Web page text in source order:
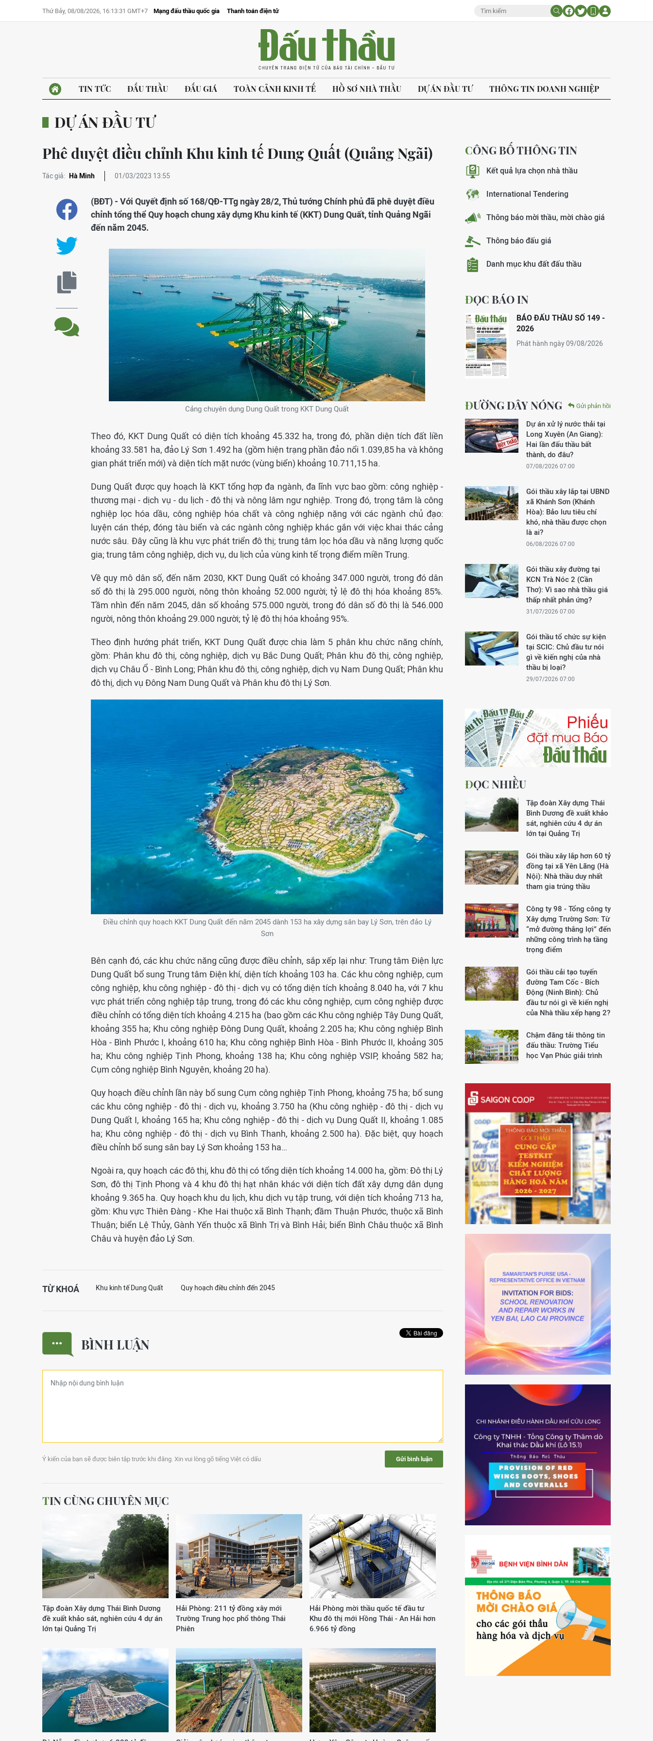
Thứ Bảy, 08/08/2026, 16:13:31 GMT+7 Mạng đấu thầu quốc gia Thanh toán điện tử
TIN TỨC ĐẤU THẦU ĐẤU GIÁ TOÀN CẢNH KINH TẾ HỒ SƠ NHÀ THẦU DỰ ÁN ĐẦU TƯ THÔNG TIN DOANH NGHIỆP
DỰ ÁN ĐẦU TƯ
Phê duyệt điều chỉnh Khu kinh tế Dung Quất (Quảng Ngãi)
Tác giả: Hà Minh 01/03/2023 13:55
(BĐT) - Với Quyết định số 168/QĐ-TTg ngày 28/2, Thủ tướng Chính phủ đã phê duyệt điều
chỉnh tổng thể Quy hoạch chung xây dựng Khu kinh tế (KKT) Dung Quất, tỉnh Quảng Ngãi
đến năm 2045.
Cảng chuyên dụng Dung Quất trong KKT Dung Quất
Theo đó, KKT Dung Quất có diện tích khoảng 45.332 ha, trong đó, phần diện tích đất liền
khoảng 33.581 ha, đảo Lý Sơn 1.492 ha (gồm hiện trạng phần đảo nổi 1.039,85 ha và không
gian phát triển mới) và diện tích mặt nước (vùng biển) khoảng 10.711,15 ha.
Dung Quất được quy hoạch là KKT tổng hợp đa ngành, đa lĩnh vực bao gồm: công nghiệp -
thương mại - dịch vụ - du lịch - đô thị và nông lâm ngư nghiệp. Trong đó, trọng tâm là công
nghiệp lọc hóa dầu, công nghiệp hóa chất và công nghiệp nặng với các ngành chủ đạo:
luyện cán thép, đóng tàu biển và các ngành công nghiệp khác gắn với việc khai thác cảng
nước sâu. Đây cũng là khu vực phát triển đô thị; trung tâm lọc hóa dầu và năng lượng quốc
gia; trung tâm công nghiệp, dịch vụ, du lịch của vùng kinh tế trọng điểm miền Trung.
Về quy mô dân số, đến năm 2030, KKT Dung Quất có khoảng 347.000 người, trong đó dân
số đô thị là 295.000 người, nông thôn khoảng 52.000 người; tỷ lệ đô thị hóa khoảng 85%.
Tầm nhìn đến năm 2045, dân số khoảng 575.000 người, trong đó dân số đô thị là 546.000
người, nông thôn khoảng 29.000 người; tỷ lệ đô thị hóa khoảng 95%.
Theo định hướng phát triển, KKT Dung Quất được chia làm 5 phân khu chức năng chính,
gồm: Phân khu đô thị, công nghiệp, dịch vụ Bắc Dung Quất; Phân khu đô thị, công nghiệp,
dịch vụ Châu Ổ - Bình Long; Phân khu đô thị, công nghiệp, dịch vụ Nam Dung Quất; Phân khu
đô thị, dịch vụ Đông Nam Dung Quất và Phân khu đô thị Lý Sơn.
Điều chỉnh quy hoạch KKT Dung Quất đến năm 2045 dành 153 ha xây dựng sân bay Lý Sơn, trên đảo Lý
Sơn
Bên cạnh đó, các khu chức năng cũng được điều chỉnh, sắp xếp lại như: Trung tâm Điện lực
Dung Quất bổ sung Trung tâm Điện khí, diện tích khoảng 103 ha. Các khu công nghiệp, cụm
công nghiệp, khu công nghiệp - đô thị - dịch vụ có tổng diện tích khoảng 8.040 ha, với 7 khu
vực phát triển công nghiệp tập trung, trong đó các khu công nghiệp, cụm công nghiệp được
điều chỉnh có tổng diện tích khoảng 4.215 ha (bao gồm các Khu công nghiệp Tây Dung Quất,
khoảng 355 ha; Khu công nghiệp Đông Dung Quất, khoảng 2.205 ha; Khu công nghiệp Bình
Hòa - Bình Phước I, khoảng 610 ha; Khu công nghiệp Bình Hòa - Bình Phước II, khoảng 305
ha; Khu công nghiệp Tịnh Phong, khoảng 138 ha; Khu công nghiệp VSIP, khoảng 582 ha;
Cụm công nghiệp Bình Nguyên, khoảng 20 ha).
Quy hoạch điều chỉnh lần này bổ sung Cụm công nghiệp Tịnh Phong, khoảng 75 ha; bổ sung
các khu công nghiệp - đô thị - dịch vụ, khoảng 3.750 ha (Khu công nghiệp - đô thị - dịch vụ
Dung Quất I, khoảng 165 ha; Khu công nghiệp - đô thị - dịch vụ Dung Quất II, khoảng 1.085
ha; Khu công nghiệp - đô thị - dịch vụ Bình Thanh, khoảng 2.500 ha). Đặc biệt, quy hoạch
điều chỉnh bổ sung sân bay Lý Sơn khoảng 153 ha…
Ngoài ra, quy hoạch các đô thị, khu đô thị có tổng diện tích khoảng 14.000 ha, gồm: Đô thị Lý
Sơn, đô thị Tịnh Phong và 4 khu đô thị hạt nhân khác với diện tích đất xây dựng dân dụng
khoảng 9.365 ha. Quy hoạch khu du lịch, khu dịch vụ tập trung, với diện tích khoảng 713 ha,
gồm: Khu vực Thiên Đàng - Khe Hai thuộc xã Bình Thạnh; đầm Thuận Phước, thuộc xã Bình
Thuận; biển Lệ Thủy, Gành Yến thuộc xã Bình Trị và Bình Hải; biển Bình Châu thuộc xã Bình
Châu và huyện đảo Lý Sơn.
TỪ KHOÁ Khu kinh tế Dung Quất Quy hoạch điều chỉnh đến 2045
BÌNH LUẬN
Ý kiến của bạn sẽ được biên tập trước khi đăng. Xin vui lòng gõ tiếng Việt có dấu Gửi bình luận
TIN CÙNG CHUYÊN MỤC
Tập đoàn Xây dựng Thái Bình Dương
đề xuất khảo sát, nghiên cứu 4 dự án
lớn tại Quảng Trị
Hải Phòng: 211 tỷ đồng xây mới
Trường Trung học phổ thông Thái
Phiên
Hải Phòng mời thầu quốc tế đầu tư
Khu đô thị mới Hồng Thái - An Hải hơn
6.966 tỷ đồng
CÔNG BỐ THÔNG TIN
Kết quả lựa chọn nhà thầu
International Tendering
Thông báo mời thầu, mời chào giá
Thông báo đấu giá
Danh mục khu đất đấu thầu
ĐỌC BÁO IN
BÁO ĐẤU THẦU SỐ 149 -
2026
Phát hành ngày 09/08/2026
ĐƯỜNG DÂY NÓNG Gửi phản hồi
Dự án xử lý nước thải tại
Long Xuyên (An Giang):
Hai lần đấu thầu bất
thành, do đâu?
07/08/2026 07:00
Gói thầu xây lắp tại UBND
xã Khánh Sơn (Khánh
Hòa): Bảo lưu tiêu chí
khó, nhà thầu được chọn
là ai?
06/08/2026 07:00
Gói thầu xây đường tại
KCN Trà Nóc 2 (Cần
Thơ): Vì sao nhà thầu giá
thấp nhất phản ứng?
31/07/2026 07:00
Gói thầu tổ chức sự kiện
tại SCIC: Chủ đầu tư nói
gì về kiến nghị của nhà
thầu bị loại?
29/07/2026 07:00
ĐỌC NHIỀU
Tập đoàn Xây dựng Thái
Bình Dương đề xuất khảo
sát, nghiên cứu 4 dự án
lớn tại Quảng Trị
Gói thầu xây lắp hơn 60 tỷ
đồng tại xã Yên Lãng (Hà
Nội): Nhà thầu duy nhất
tham gia trúng thầu
Công ty 98 - Tổng công ty
Xây dựng Trường Sơn: Từ
“mở đường thắng lợi” đến
những công trình hạ tầng
trọng điểm
Gói thầu cải tạo tuyến
đường Tam Cốc - Bích
Động (Ninh Bình): Chủ
đầu tư nói gì về kiến nghị
của Nhà thầu xếp hạng 2?
Chậm đăng tải thông tin
đấu thầu: Trường Tiểu
học Vạn Phúc giải trình